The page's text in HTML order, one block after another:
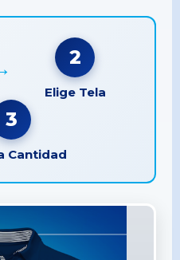
2
Elige Tela
3
Cantidad